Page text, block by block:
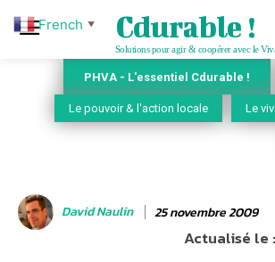
Cdurable !
Solutions pour agir & coopérer avec le
PHVA - L'essentiel Cdurable !
Le pouvoir & l'action locale Le
David Naulin 25 novembre 2009
Actualisé le :
French ▼